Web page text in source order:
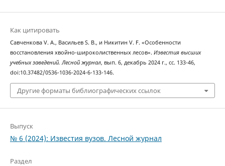
Как цитировать
Савченкова V. A., Васильев S. B., и Никитин V. F. «Особенности
восстановления хвойно-широколиственных лесов». Известия высших
учебных заведений. Лесной журнал, вып. 6, декабрь 2024 г., сс. 133-46,
doi:10.37482/0536-1036-2024-6-133-146.
Другие форматы библиографических ссылок
Выпуск
№ 6 (2024): Известия вузов. Лесной журнал
Раздел